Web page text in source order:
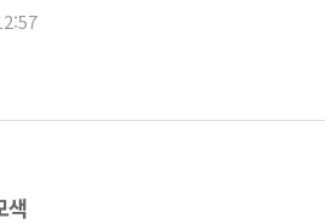
[베트남 증시] 유동성 부진 지
'찜통더위'에 전력수요 역대
후티 반군, 예멘 정부군과 사
42.5도 역대급 폭염…동물들
색